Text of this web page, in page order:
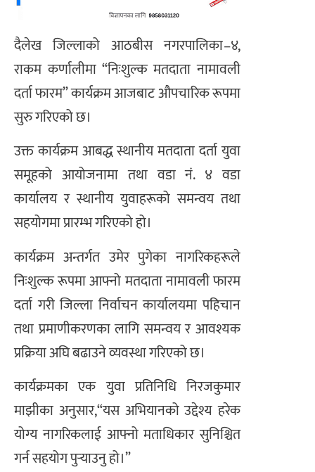
दैलेख जिल्लाको आठबीस नगरपालिका–४,
राकम कर्णालीमा “निःशुल्क मतदाता नामावली
दर्ता फारम” कार्यक्रम आजबाट औपचारिक रूपमा
सुरु गरिएको छ।
उक्त कार्यक्रम आबद्ध स्थानीय मतदाता दर्ता युवा
समूहको आयोजनामा तथा वडा नं. ४ वडा
कार्यालय र स्थानीय युवाहरूको समन्वय तथा
सहयोगमा प्रारम्भ गरिएको हो।
कार्यक्रम अन्तर्गत उमेर पुगेका नागरिकहरूले
निःशुल्क रूपमा आफ्नो मतदाता नामावली फारम
दर्ता गरी जिल्ला निर्वाचन कार्यालयमा पहिचान
तथा प्रमाणीकरणका लागि समन्वय र आवश्यक
प्रक्रिया अघि बढाउने व्यवस्था गरिएको छ।
कार्यक्रमका एक युवा प्रतिनिधि निरजकुमार
माझीका अनुसार,“यस अभियानको उद्देश्य हरेक
योग्य नागरिकलाई आफ्नो मताधिकार सुनिश्चित
गर्न सहयोग पुर्‍याउनु हो।”